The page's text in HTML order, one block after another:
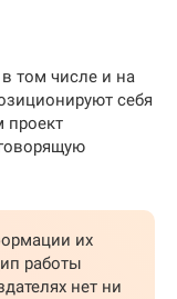
в том числе и на
себя
проект
их
работы
нет ни